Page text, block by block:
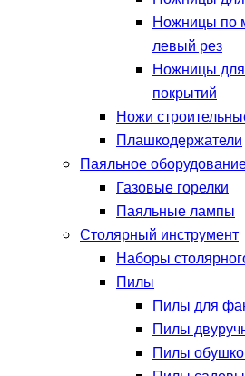
Ножницы по
левый рез
Ножницы
покрытий
Ножи
Плашкодержатели
Паяльное
Газовые горелки
Паяльные лампы
Столярный инструмент
Наборы
Пилы
Пилы для
Пилы
Пилы